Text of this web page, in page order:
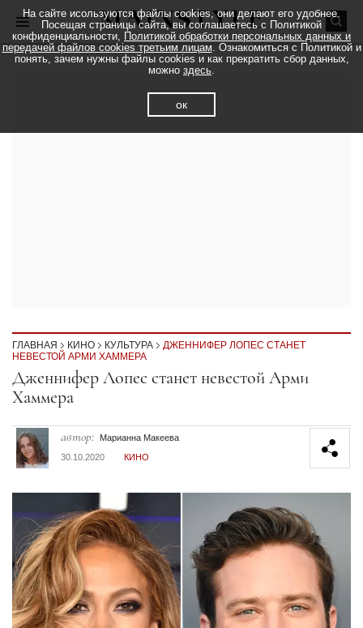
ГЛАВНАЯ КИНО КУЛЬТУРА
ДЖЕННИФЕР ЛОПЕС СТАНЕТ
НЕВЕСТОЙ АРМИ ХАММЕРА
Секция статей
Дженнифер Лопес станет невестой Арми
Хаммера
автор:
Марианна Макеева
30.10.2020
КИНО
На сайте исользуются файлы cookies, они делают его удобнее.
Посещая страницы сайта, вы соглашаетесь с Политикой
конфиденциальности, Политикой обработки персональных данных и
передачей файлов cookies третьим лицам. Ознакомиться с Политикой и
понять, зачем нужны файлы cookies и как прекратить сбор данных,
можно здесь.
ок